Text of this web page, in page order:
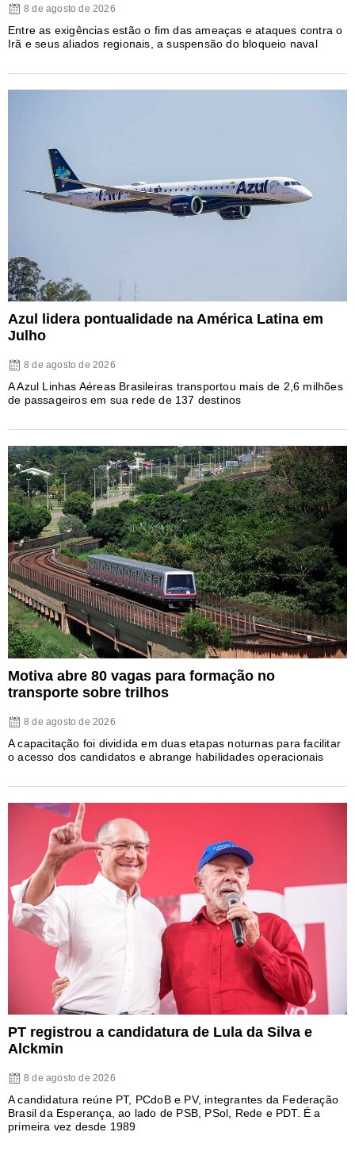
8 de agosto de 2026
Entre as exigências estão o fim das ameaças e ataques contra o
Irã e seus aliados regionais, a suspensão do bloqueio naval
Azul lidera pontualidade na América Latina em
Julho
8 de agosto de 2026
A Azul Linhas Aéreas Brasileiras transportou mais de 2,6 milhões
de passageiros em sua rede de 137 destinos
Motiva abre 80 vagas para formação no
transporte sobre trilhos
8 de agosto de 2026
A capacitação foi dividida em duas etapas noturnas para facilitar
o acesso dos candidatos e abrange habilidades operacionais
PT registrou a candidatura de Lula da Silva e
Alckmin
8 de agosto de 2026
A candidatura reúne PT, PCdoB e PV, integrantes da Federação
Brasil da Esperança, ao lado de PSB, PSol, Rede e PDT. É a
primeira vez desde 1989